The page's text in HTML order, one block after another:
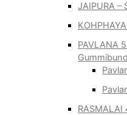
JAIPURA –
PAVLANA
Gummibund